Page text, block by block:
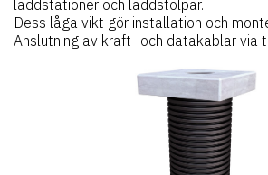
laddstationer och laddstolpar.
Dess låga vikt gör installation och
Anslutning av kraft- och datakablar via